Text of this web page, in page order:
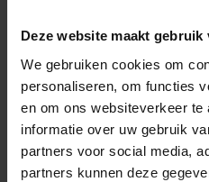
Deze website maakt gebruik
We gebruiken cookies om
personaliseren, om functies
en om ons websiteverkeer
informatie over uw gebruik
partners voor social media,
partners kunnen deze
essentieel om alle
stroomlijnen binnen één
Het opzetten van de
een duidelijke focus
Group op commerciële